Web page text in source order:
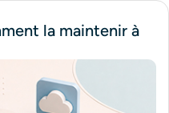
la maintenir à